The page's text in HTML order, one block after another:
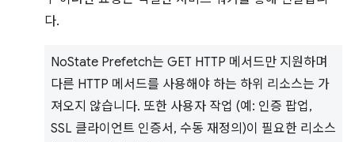
다.
NoState Prefetch는 GET HTTP 메서드만 지원하며
다른 HTTP 메서드를 사용해야 하는 하위 리소스는 가
져오지 않습니다. 또한 사용자 작업 (예: 인증 팝업,
SSL 클라이언트 인증서, 수동 재정의)이 필요한 리소스